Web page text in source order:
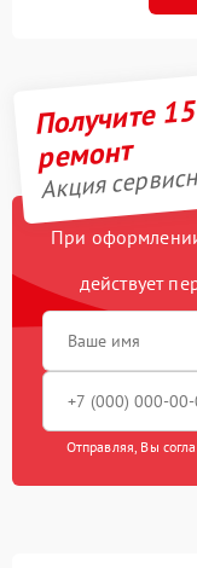
Получите
ремонт
Акция
При
действует
Отправляя, Вы